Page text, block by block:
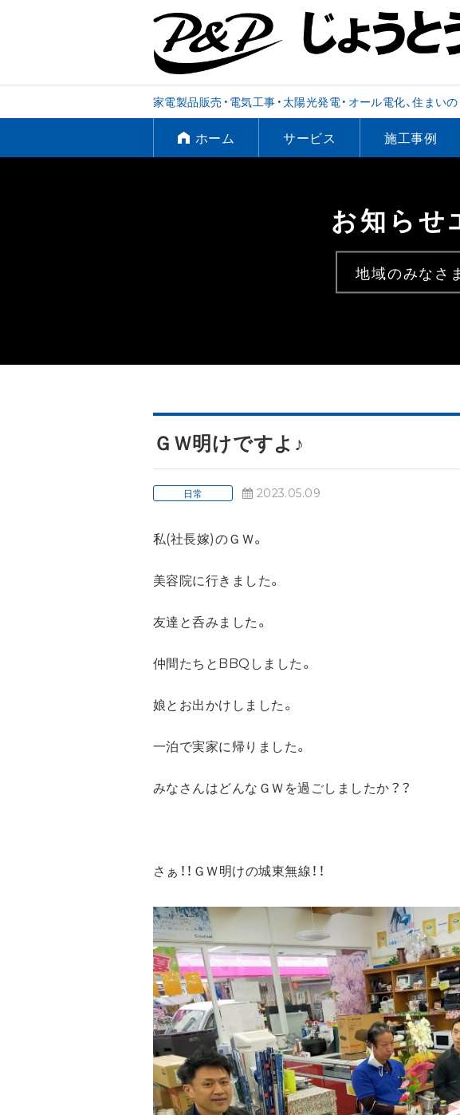
家電製品販売・電気工事・太陽光発電・オール電化、住ま
ホーム サービス 施工事例
お知らせ
地域のみなさ
ＧＷ明けですよ♪
日常 2023.05.09
私(社長嫁)のＧＷ。
美容院に行きました。
友達と呑みました。
仲間たちとBBQしました。
娘とお出かけしました。
一泊で実家に帰りました。
みなさんはどんなＧＷを過ごしましたか？？
さぁ！！ＧＷ明けの城東無線！！